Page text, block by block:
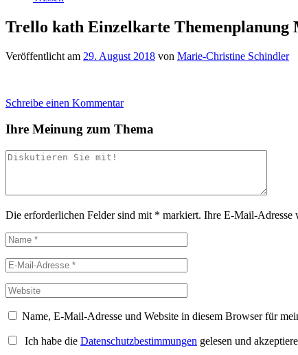
Trello kath Einzelkarte Themenplanung
Veröffentlicht am 29. August 2018 von Marie-Christine Schindler
Schreibe einen Kommentar
Ihre Meinung zum Thema
Die erforderlichen Felder sind mit * markiert. Ihre E-Mail-Adresse
Name, E-Mail-Adresse und Website in diesem Browser für
Ich habe die Datenschutzbestimmungen gelesen und